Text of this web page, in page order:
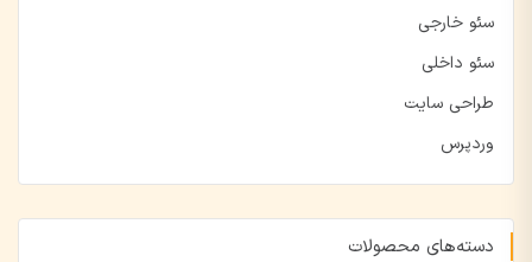
سئو خارجی
سئو داخلی
طراحی سایت
وردپرس
دسته‌های محصولات